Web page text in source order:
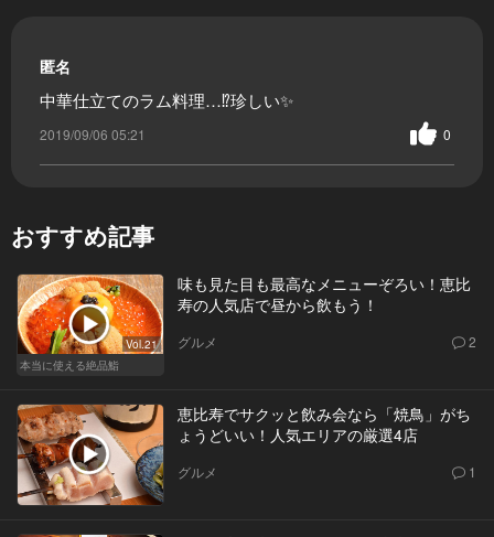
匿名
中華仕立てのラム料理…⁉️珍しい✨
2019/09/06 05:21 0
おすすめ記事
Vol.21
本当に使える絶品鮨
味も見た目も最高なメニューぞろい！恵比
寿の人気店で昼から飲もう！
グルメ 2
恵比寿でサクッと飲み会なら「焼鳥」がち
ょうどいい！人気エリアの厳選4店
グルメ 1